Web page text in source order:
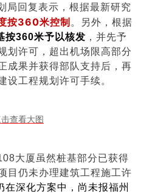
局回复表示， 根据最新研究
按360米控制 。另外， 根据
按360米予以核发 ，并先予
划许可，超出机场限高部分
成果并获得部队支持后，再
设工程规划许可手续。
大厦虽然桩基部分已获得
目仍未办理建筑工程施工许
在深化方案中，尚未报福州